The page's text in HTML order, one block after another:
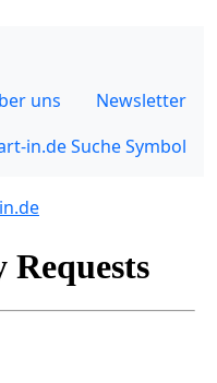
uns Newsletter